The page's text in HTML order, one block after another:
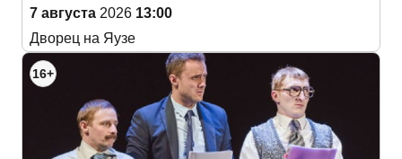
7 августа 2026 13:00
Дворец на Яузе
16+